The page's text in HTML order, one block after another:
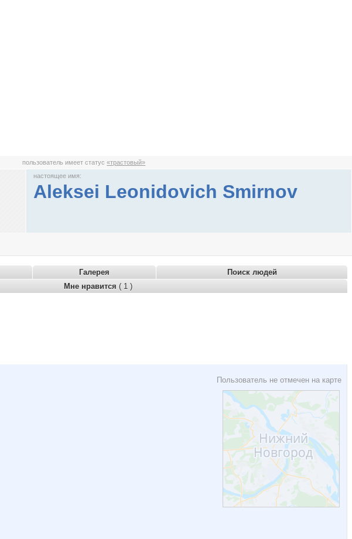
пользователь имеет статус«трастовый»
настоящее имя:
Aleksei Leonidovich Smirnov
Галерея
Поиск людей
Мне нравится ( 1 )
Пользователь не отмечен на карте